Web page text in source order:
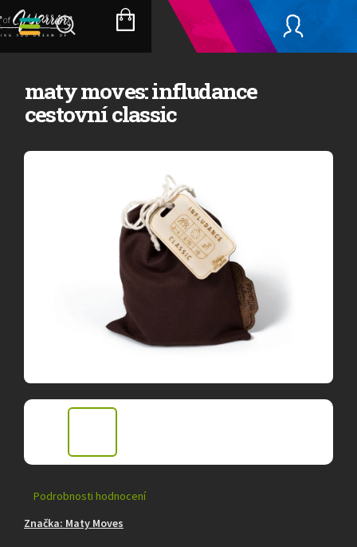
Přejít
na
obsah
NÁKUPNÍ
KOŠÍK
maty moves: infludance
cestovní classic
Průměrné
produktu
Podrobnosti hodnocení
Značka: Maty Moves